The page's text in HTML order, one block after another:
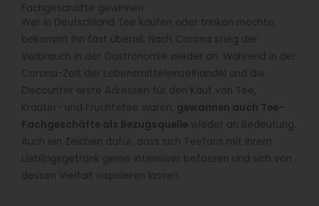
Fachgeschäfte gewinnen
Wer in Deutschland Tee kaufen oder trinken möchte,
bekommt ihn fast überall. Nach Corona stieg der
Verbrauch in der Gastronomie wieder an. Während in der
Corona-Zeit der Lebensmitteleinzelhandel und die
Discounter erste Adressen für den Kauf von Tee,
Kräuter- und Früchtetee waren, gewannen auch Tee-
Fachgeschäfte als Bezugsquelle wieder an Bedeutung.
Auch ein Zeichen dafür, dass sich Teefans mit ihrem
Lieblingsgetränk gerne intensiver befassen und sich von
dessen Vielfalt inspirieren lassen.